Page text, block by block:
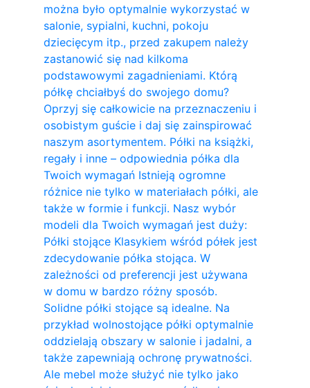
można było optymalnie wykorzystać w
salonie, sypialni, kuchni, pokoju
dziecięcym itp., przed zakupem należy
zastanowić się nad kilkoma
podstawowymi zagadnieniami. Którą
półkę chciałbyś do swojego domu?
Oprzyj się całkowicie na przeznaczeniu i
osobistym guście i daj się zainspirować
naszym asortymentem. Półki na książki,
regały i inne – odpowiednia półka dla
Twoich wymagań Istnieją ogromne
różnice nie tylko w materiałach półki, ale
także w formie i funkcji. Nasz wybór
modeli dla Twoich wymagań jest duży:
Półki stojące Klasykiem wśród półek jest
zdecydowanie półka stojąca. W
zależności od preferencji jest używana
w domu w bardzo różny sposób.
Solidne półki stojące są idealne. Na
przykład wolnostojące półki optymalnie
oddzielają obszary w salonie i jadalni, a
także zapewniają ochronę prywatności.
Ale mebel może służyć nie tylko jako